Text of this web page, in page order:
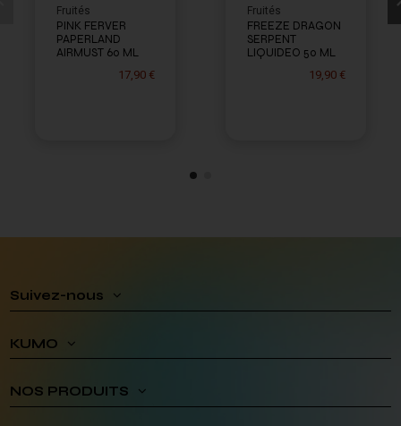
Fruités
PINK FERVER
PAPERLAND
AIRMUST 60 ML
17,90 €
Fruités
FREEZE DRAGON
SERPENT
LIQUIDEO 50 ML
19,90 €
Suivez-nous
KUMO
NOS PRODUITS